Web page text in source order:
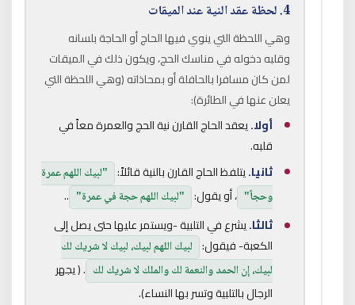
4. لحظة عقد النية عند الميقات
وهي اللحظة التي ينوي فيها الحاج أو الحاجة بلسانه
وقلبه دخوله في مناسك الحج، ويكون ذلك في الميقات
لمن كان مسافرا بالحافلة أو بمحاذاته (وهي اللحظة التي
يعلن عنها في الطائرة):
أولا.يعقد الحاج القارن نية الحج والعمرة معاً في
قلبه.
ثانيا.يتلفظ الحاج القارن بالنية قائلاً: "لبيك اللهم عمرة
وحجاً" ، أو يقول: "لبيك اللهم حجة في عمرة" ..
ثالثا.يشرع في التلبية -ويستمر عليها حتى يصل إلى
الكعبة- فيقول: لبيك اللهم لبيك، لبيك لا شريك لك
لبيك، إن الحمد والنعمة لك والملك لا شريك لك . ( يجهر
الرجال بالتلبية وتسر بها النساء).